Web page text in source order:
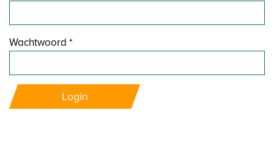
Wachtwoord *
Login